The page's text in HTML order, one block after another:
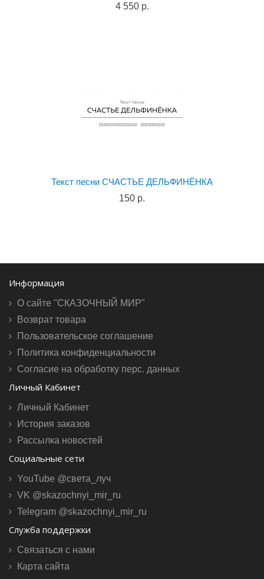
4 550 р.
Текст песни СЧАСТЬЕ ДЕЛЬФИНЁНКА
150 р.
Информация
О сайте "СКАЗОЧНЫЙ МИР"
Возврат товара
Пользовательское соглашение
Политика конфиденциальности
Согласие на обработку перс. данных
Личный Кабинет
Личный Кабинет
История заказов
Рассылка новостей
Социальные сети
YouTube @света_луч
VK @skazochnyi_mir_ru
Telegram @skazochnyi_mir_ru
Служба поддержки
Связаться с нами
Карта сайта